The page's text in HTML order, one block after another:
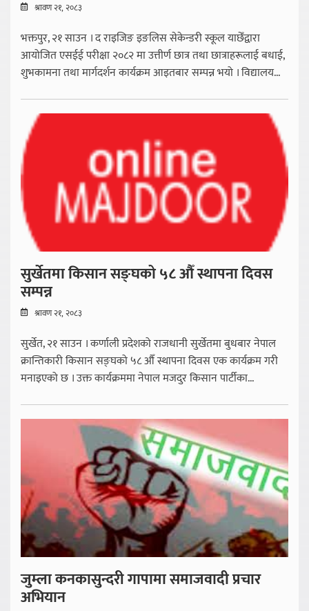
श्रावण २१, २०८३
भक्तपुर, २१ साउन । द राइजिङ इङलिस सेकेन्डरी स्कूल याछेँद्वारा
आयोजित एसईई परीक्षा २०८२ मा उत्तीर्ण छात्र तथा छात्राहरूलाई बधाई,
शुभकामना तथा मार्गदर्शन कार्यक्रम आइतबार सम्पन्न भयो । विद्यालय...
सुर्खेतमा किसान सङ्घको ५८ औँ स्थापना दिवस
सम्पन्न
श्रावण २१, २०८३
सुर्खेत, २१ साउन । कर्णाली प्रदेशको राजधानी सुर्खेतमा बुधबार नेपाल
क्रान्तिकारी किसान सङ्घको ५८ औँ स्थापना दिवस एक कार्यक्रम गरी
मनाइएको छ । उक्त कार्यक्रममा नेपाल मजदुर किसान पार्टीका...
जुम्ला कनकासुन्दरी गापामा समाजवादी प्रचार
अभियान